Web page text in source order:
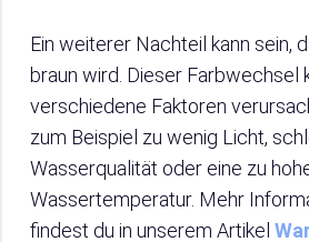
Ein weiterer Nachteil kann sein,
braun wird. Dieser Farbwechsel
verschiedene Faktoren
zum Beispiel zu wenig Licht,
Wasserqualität oder eine zu
Wassertemperatur. Mehr
findest du in unserem Artikel